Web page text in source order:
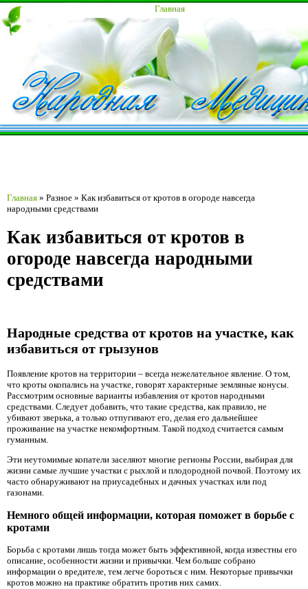
Главная
Главная » Разное » Как избавиться от кротов в огороде навсегда
народными средствами
Как избавиться от кротов в
огороде навсегда народными
средствами
Народные средства от кротов на участке, как
избавиться от грызунов
Появление кротов на территории – всегда нежелательное явление. О том,
что кроты окопались на участке, говорят характерные земляные конусы.
Рассмотрим основные варианты избавления от кротов народными
средствами. Следует добавить, что такие средства, как правило, не
убивают зверька, а только отпугивают его, делая его дальнейшее
проживание на участке некомфортным. Такой подход считается самым
гуманным.
Эти неутомимые копатели заселяют многие регионы России, выбирая для
жизни самые лучшие участки с рыхлой и плодородной почвой. Поэтому их
часто обнаруживают на приусадебных и дачных участках или под
газонами.
Немного общей информации, которая поможет в борьбе с
кротами
Борьба с кротами лишь тогда может быть эффективной, когда известны его
описание, особенности жизни и привычки. Чем больше собрано
информации о вредителе, тем легче бороться с ним. Некоторые привычки
кротов можно на практике обратить против них самих.